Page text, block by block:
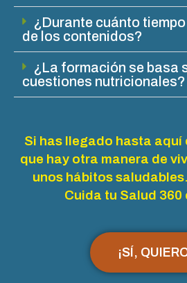
¿Durante cuánto
de los contenidos?
¿La formación se basa
cuestiones nutricionales?
Si has llegado hasta aquí
que hay otra manera de
unos hábitos
Cuida tu Salud 360
¡SÍ,